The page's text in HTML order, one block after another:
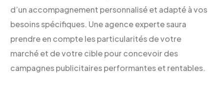
d’un accompagnement personnalisé et adapté à vos
besoins spécifiques. Une agence experte saura
prendre en compte les particularités de votre
marché et de votre cible pour concevoir des
campagnes publicitaires performantes et rentables.